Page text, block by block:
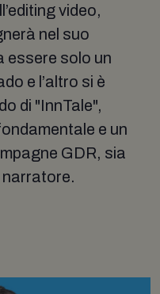
video,
nel suo
essere solo un
e l’altro si è
di "InnTale",
e un
GDR, sia